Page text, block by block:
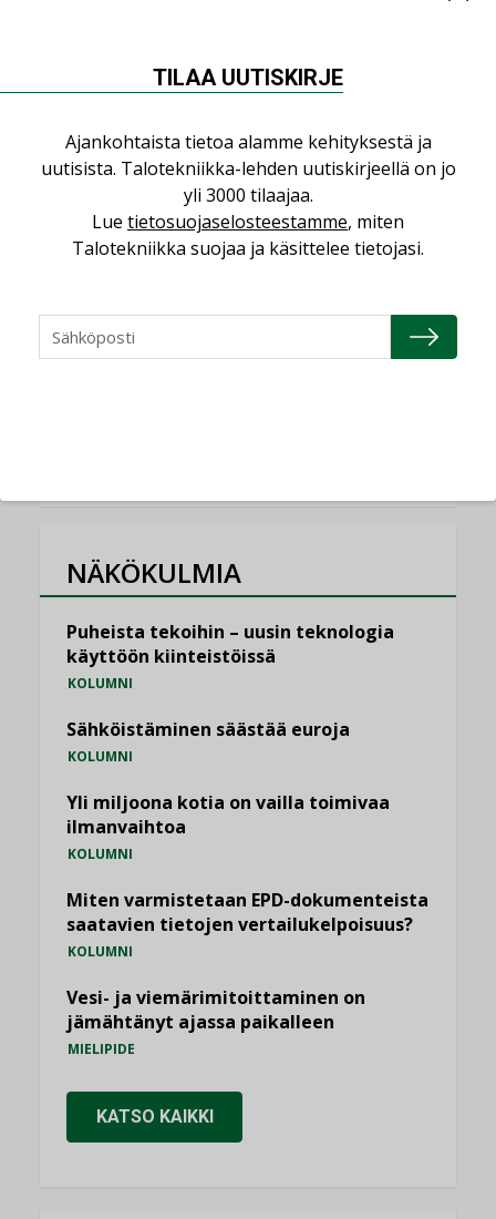
AJANKOHTAISTA
”Tulevat kilpailuedut syntyvät, kun
erilliset teknologiat tuodaan yhteen”
,TILAAJILLE
Puutteellinen eristys lisää lämpöhäviöitä
LVI-Pitkälä Group osti nopeasti kasvaneen
yrityksen
, ,
NÄKÖKULMIA
Puheista tekoihin – uusin teknologia
käyttöön kiinteistöissä
KOLUMNI
Sähköistäminen säästää euroja
KOLUMNI
Yli miljoona kotia on vailla toimivaa
ilmanvaihtoa
KOLUMNI
Miten varmistetaan EPD-dokumenteista
saatavien tietojen vertailukelpoisuus?
KOLUMNI
Vesi- ja viemärimitoittaminen on
jämähtänyt ajassa paikalleen
MIELIPIDE
KATSO KAIKKI
TILAA UUTISKIRJE
Ajankohtaista tietoa alamme kehityksestä ja
uutisista. Talotekniikka-lehden uutiskirjeellä on jo
yli 3000 tilaajaa.
Lue tietosuojaselosteestamme, miten
Talotekniikka suojaa ja käsittelee tietojasi.